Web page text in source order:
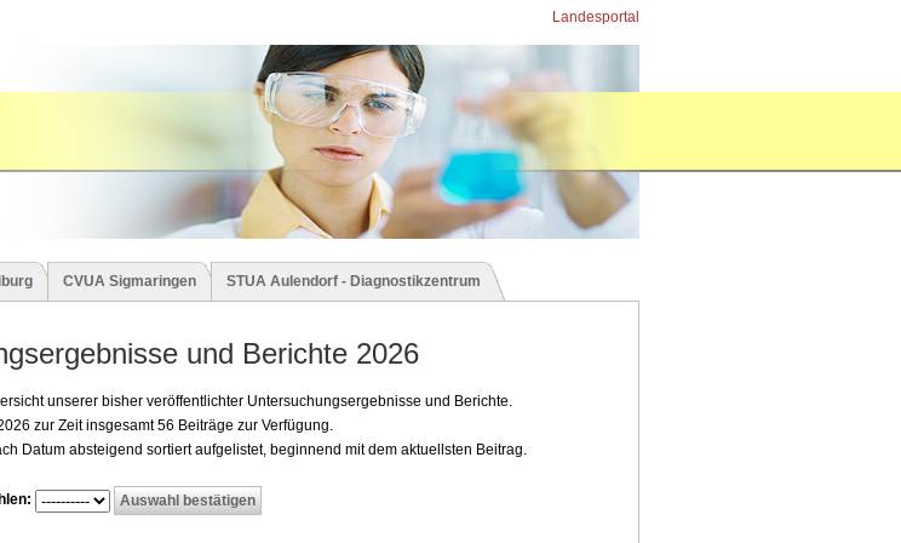
Landesportal
CVUA Sigmaringen STUA Aulendorf - Diagnostikzentrum
und Berichte 2026
unserer bisher veröffentlichter Untersuchungsergebnisse und Berichte.
zur Zeit insgesamt 56 Beiträge zur Verfügung.
Datum absteigend sortiert aufgelistet, beginnend mit dem aktuellsten Beitrag.